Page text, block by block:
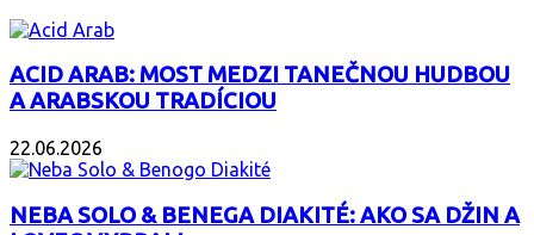
ACID ARAB: MOST MEDZI TANEČNOU HUDBOU
A ARABSKOU TRADÍCIOU
22.06.2026
NEBA SOLO & BENEGA DIAKITÉ: AKO SA DŽIN A